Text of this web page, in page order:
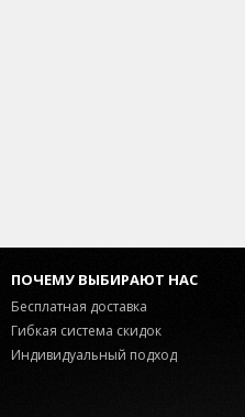
ПОЧЕМУ ВЫБИРАЮТ НАС
Бесплатная доставка
Гибкая система скидок
Индивидуальный подход